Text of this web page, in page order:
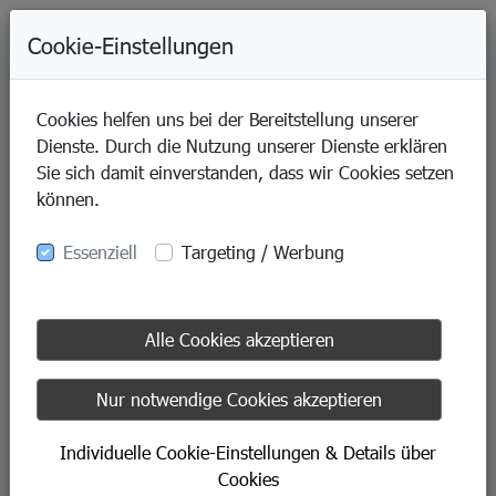
Weiter zum Samedo-
Onlineshop
Sie werden zur
Cookie-Einstellungen
Cookies helfen uns bei der Bereitstellung unserer
Dienste. Durch die Nutzung unserer Dienste erklären
Sie sich damit einverstanden, dass wir Cookies setzen
können.
Essenziell Targeting / Werbung
Alle Cookies akzeptieren
Nur notwendige Cookies akzeptieren
Individuelle Cookie-Einstellungen & Details über
Cookies